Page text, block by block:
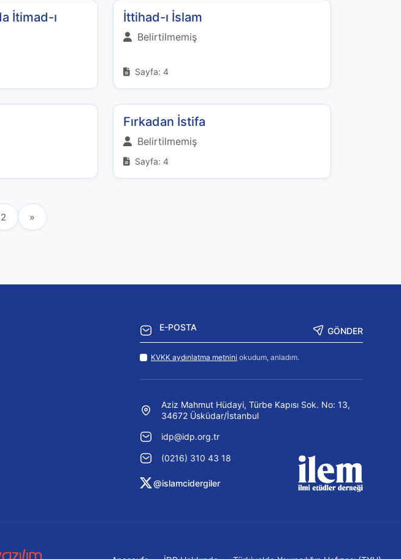
İtimad-ı
İttihad-ı İslam
Belirtilmemiş
Sayfa: 4
Fırkadan İstifa
Belirtilmemiş
Sayfa: 4
2 »
GÖNDER
KVKK aydınlatma metnini okudum, anladım.
Aziz Mahmut Hüdayi, Türbe Kapısı Sok. No: 13,
34672 Üsküdar/İstanbul
idp@idp.org.tr
(0216) 310 43 18
@islamcidergiler